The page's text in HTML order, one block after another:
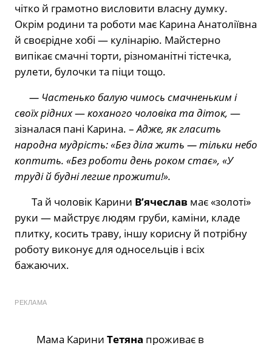
чітко й грамотно висловити власну думку.
Окрім родини та роботи має Карина Анатоліївна
й своєрідне хобі — кулінарію. Майстерно
випікає смачні торти, різноманітні тістечка,
рулети, булочки та піци тощо.
— Частенько балую чимось смачненьким і
своїх рідних—коханого чоловіка та діток, —
зізналася пані Карина. –Адже, як гласить
народна мудрість: «Без діла жить — тільки небо
коптить. «Без роботи день роком стає», «У
труді й будні легше прожити!».
Та й чоловік Карини В’ячеслав має «золоті»
руки — майструє людям груби, каміни, кладе
плитку, косить траву, іншу корисну й потрібну
роботу виконує для односельців і всіх
бажаючих.
РЕКЛАМА
Мама Карини Тетяна проживає в